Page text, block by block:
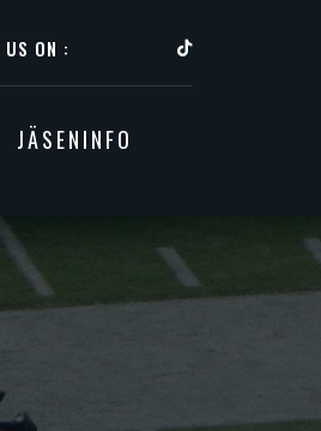
US ON :
JÄSENINFO